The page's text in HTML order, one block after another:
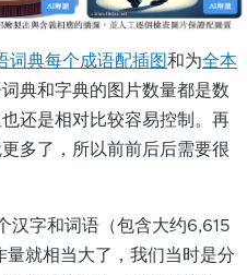
词典每个成语配插图和为全本
词典和字典的图片数量都是数
还是相对比较容易控制。再
多了，所以前前后后需要很
汉字和词语（包含大约6,615
就相当大了，我们当时是分